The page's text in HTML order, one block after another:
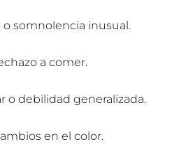
somnolencia inusual.
a comer.
o debilidad generalizada.
en el color.